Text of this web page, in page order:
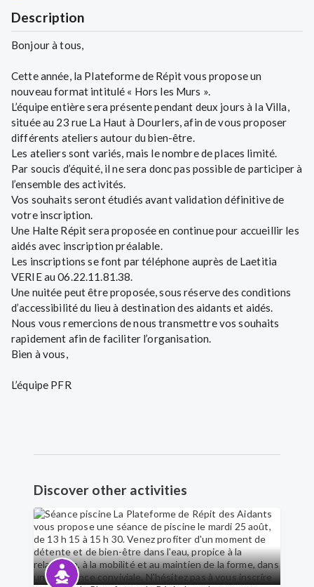
Description
Bonjour à tous,
Cette année, la Plateforme de Répit vous propose un
nouveau format intitulé « Hors les Murs ».
L’équipe entière sera présente pendant deux jours à la Villa,
située au 23 rue La Haut à Dourlers, afin de vous proposer
différents ateliers autour du bien-être.
Les ateliers sont variés, mais le nombre de places limité.
Par soucis d’équité, il ne sera donc pas possible de participer à
l’ensemble des activités.
Vos souhaits seront étudiés avant validation définitive de
votre inscription.
Une Halte Répit sera proposée en continue pour accueillir les
aidés avec inscription préalable.
Les inscriptions se font par téléphone auprès de Laetitia
VERIE au 06.22.11.81.38.
Une nuitée peut être proposée, sous réserve des conditions
d’accessibilité du lieu à destination des aidants et aidés.
Nous vous remercions de nous transmettre vos souhaits
rapidement afin de faciliter l’organisation.
Bien à vous,
Discover other activities